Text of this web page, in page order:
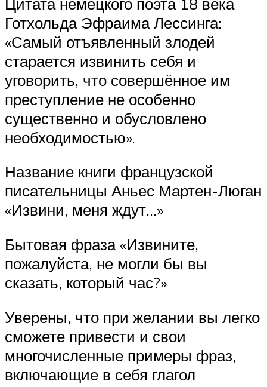
Готхольда Эфраима Лессинга:
«Самый отъявленный злодей
старается извинить себя и
уговорить, что совершённое им
преступление не особенно
существенно и обусловлено
необходимостью».
Название книги французской
писательницы Аньес Мартен-Люган
«Извини, меня ждут…»
Бытовая фраза «Извините,
пожалуйста, не могли бы вы
сказать, который час?»
Уверены, что при желании вы легко
сможете привести и свои
многочисленные примеры фраз,
включающие в себя глагол